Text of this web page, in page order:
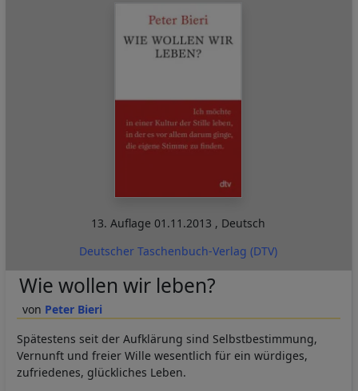
13. Auflage01.11.2013 , Deutsch
Deutscher Taschenbuch-Verlag (DTV)
Peter Bieri
Wie wollen wir leben?
Spätestens seit der Aufklärung sind Selbstbestimmung,
Vernunft und freier Wille wesentlich für ein würdiges,
zufriedenes, glückliches Leben.